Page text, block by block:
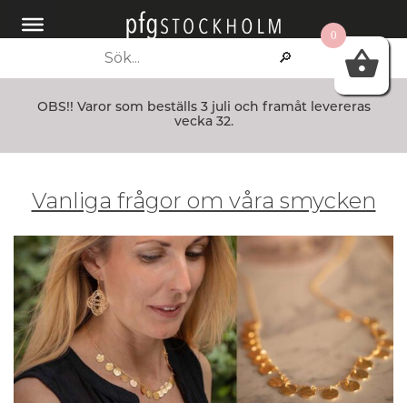
Sök
OBS!! Varor som beställs 3 juli och framåt levereras
vecka 32.
Vanliga frågor om våra smycken
0